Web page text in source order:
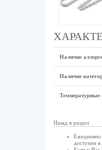
Наличие
Наличие
Температурные
Назад в раздел
Ежедневно
доступен в